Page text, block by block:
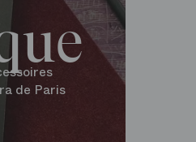
de Paris